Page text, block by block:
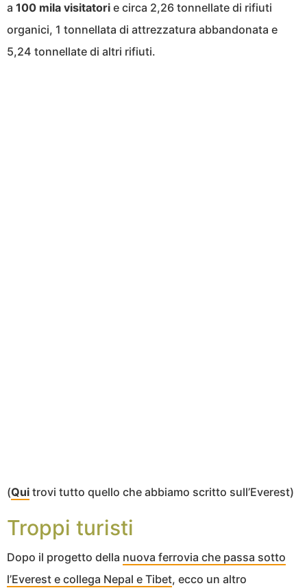
a 100 mila visitatori e circa 2,26 tonnellate di rifiuti
organici, 1 tonnellata di attrezzatura abbandonata e
5,24 tonnellate di altri rifiuti.
(Qui trovi tutto quello che abbiamo scritto sull’Everest)
Troppi turisti
Dopo il progetto della nuova ferrovia che passa sotto
l’Everest e collega Nepal e Tibet, ecco un altro